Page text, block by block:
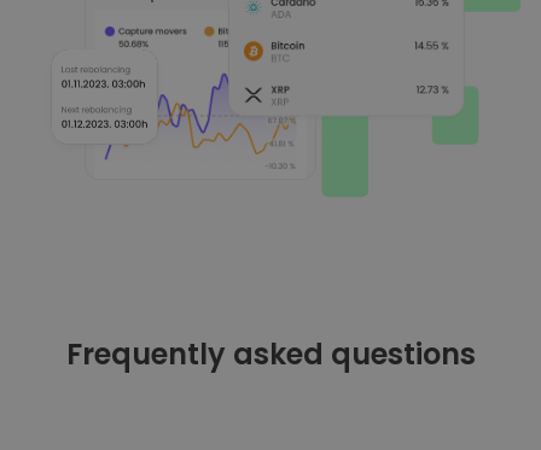
Frequently asked questions